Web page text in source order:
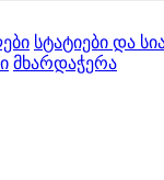
სტატიები და
მხარდაჭერა